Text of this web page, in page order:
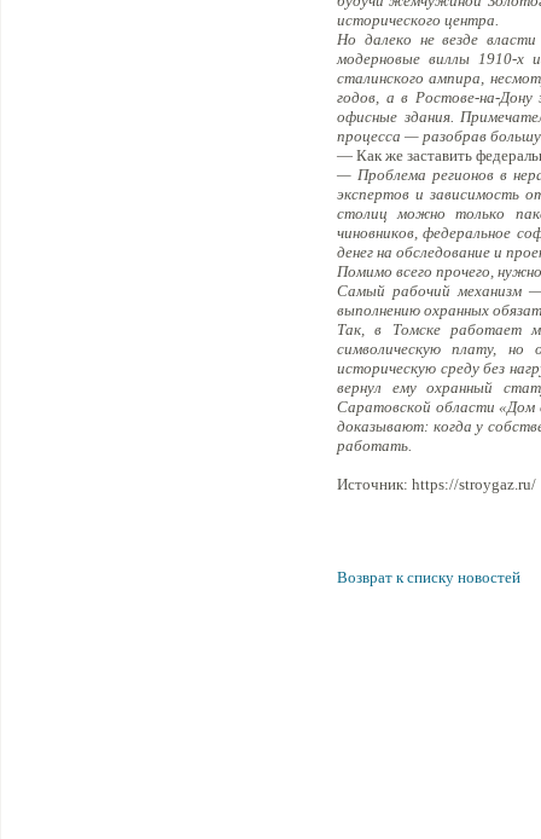
исторического центра.
Но далеко не везде
модерновые виллы 1910-х
сталинского ампира,
годов, а в Ростове-на-Дону
офисные здания.
процесса — разобрав
— Как же заставить
— Проблема регионов в
экспертов и зависимость
столиц можно только
чиновников, федеральное
денег на обследование и
Помимо всего прочего,
Самый рабочий механизм —
выполнению охранных
Так, в Томске работает
символическую плату, но
историческую среду без
вернул ему охранный
Саратовской области «Дом
доказывают: когда у
работать.
Источник: https://stroygaz.ru/
Возврат к списку новостей